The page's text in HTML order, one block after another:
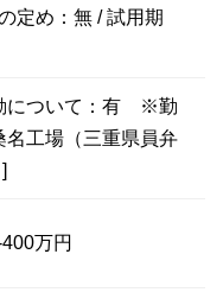
定め：無 / 試用期
について：有 ※勤
名工場（三重県員弁
万円